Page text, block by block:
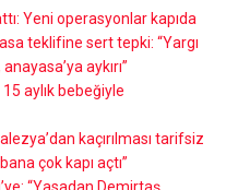
Yeni operasyonlar kapıda
teklifine sert tepki: “Yargı
aykırı”
15 aylık bebeğiyle
kaçırılması tarifsiz
çok kapı açtı”